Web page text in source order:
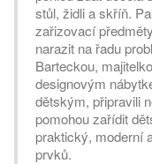
stůl, židli a skříň.
zařizovací
narazit na řadu
Barteckou,
designovým
dětským, připravili
pomohou zařídit
praktický, moderní
prvků.